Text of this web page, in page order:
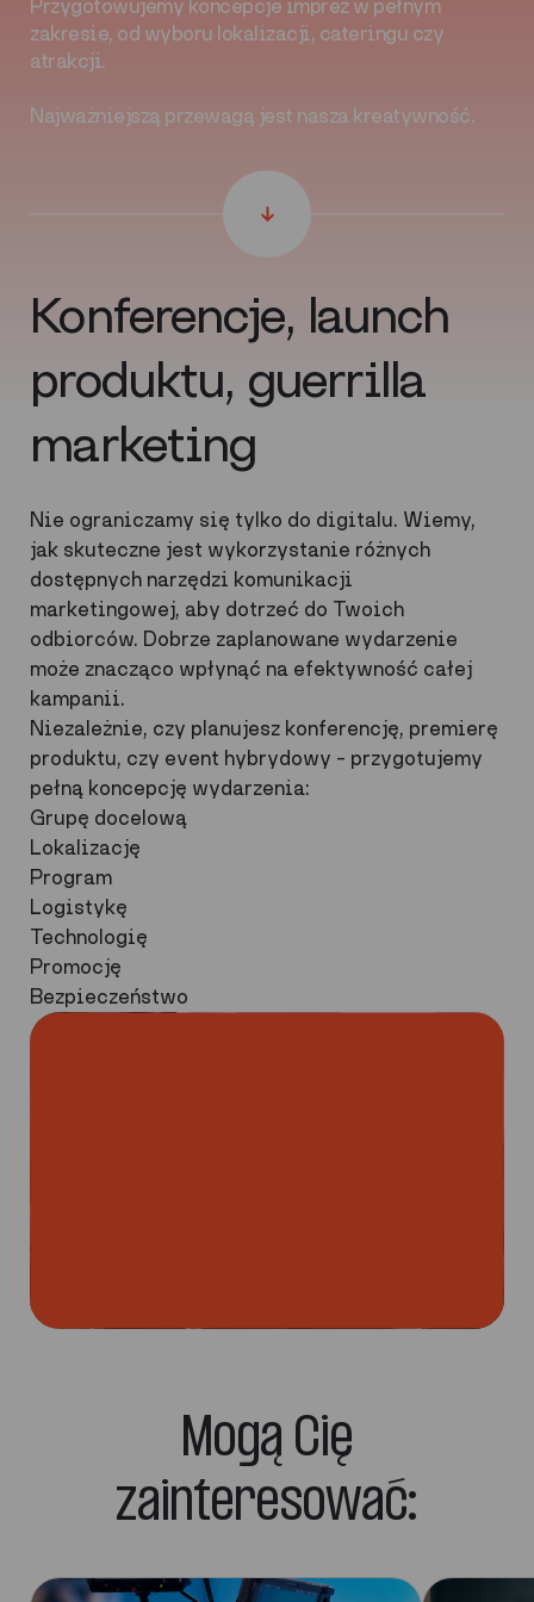
Przygotowujemy koncepcje imprez w pełnym
zakresie, od wyboru lokalizacji, cateringu czy
atrakcji.
Najważniejszą przewagą jest nasza kreatywność.
Konferencje, launch
produktu, guerrilla
marketing
Nie ograniczamy się tylko do digitalu. Wiemy,
jak skuteczne jest wykorzystanie różnych
dostępnych narzędzi komunikacji
marketingowej, aby dotrzeć do Twoich
odbiorców. Dobrze zaplanowane wydarzenie
może znacząco wpłynąć na efektywność całej
kampanii.
Niezależnie, czy planujesz konferencję, premierę
produktu, czy event hybrydowy – przygotujemy
pełną koncepcję wydarzenia:
Grupę docelową
Lokalizację
Program
Logistykę
Technologię
Promocję
Bezpieczeństwo
Mogą Cię
zainteresować: